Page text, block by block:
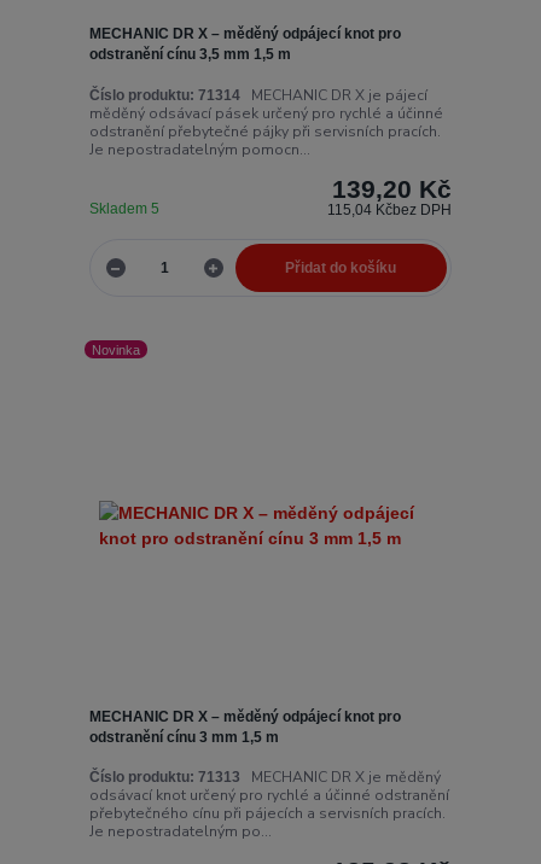
MECHANIC DR X – měděný odpájecí knot pro
odstranění cínu 3,5 mm 1,5 m
Číslo produktu: 71314MECHANIC DR X je pájecí
měděný odsávací pásek určený pro rychlé a účinné
odstranění přebytečné pájky při servisních pracích.
Je nepostradatelným pomocn...
139,20 Kč
115,04 Kčbez DPH
Skladem 5
Přidat do košíku
Novinka
MECHANIC DR X – měděný odpájecí knot pro
odstranění cínu 3 mm 1,5 m
Číslo produktu: 71313
MECHANIC DR X je měděný
odsávací knot určený pro rychlé a účinné odstranění
přebytečného cínu při pájecích a servisních pracích.
Je nepostradatelným po...